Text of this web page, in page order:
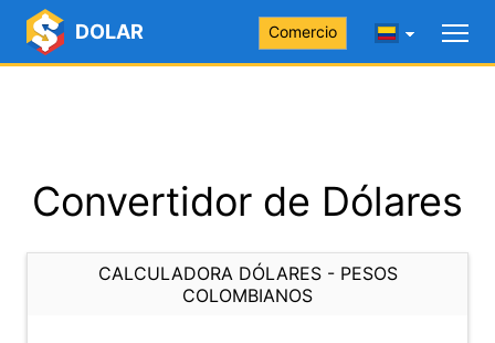
DOLAR Comercio
Convertidor de Dólares
CALCULADORA DÓLARES - PESOS
COLOMBIANOS